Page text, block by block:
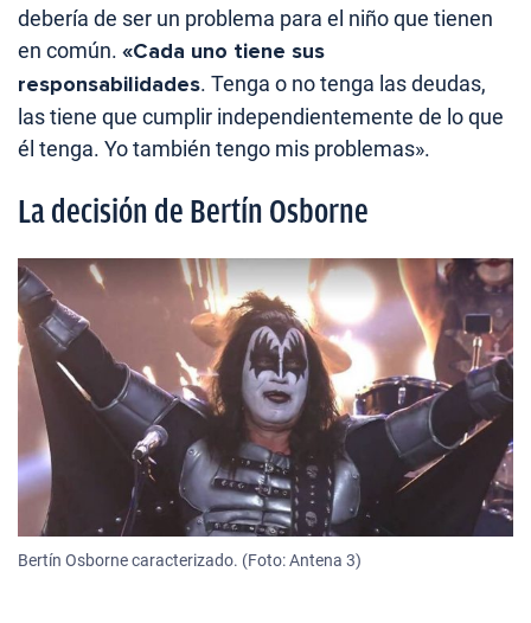
debería de ser un problema para el niño que tienen
en común. «Cada uno tiene sus
responsabilidades. Tenga o no tenga las deudas,
las tiene que cumplir independientemente de lo que
él tenga. Yo también tengo mis problemas».
La decisión de Bertín Osborne
Bertín Osborne caracterizado. (Foto: Antena 3)